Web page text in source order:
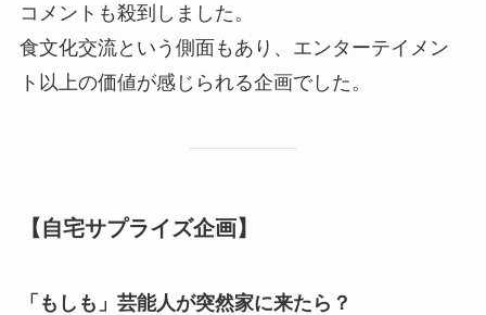
コメントも殺到しました。
食文化交流という側面もあり、エンターテイメン
ト以上の価値が感じられる企画でした。
【自宅サプライズ企画】
「もしも」芸能人が突然家に来たら？